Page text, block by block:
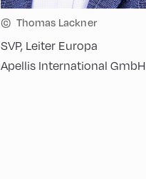
© Thomas Lackner
SVP, Leiter Europa
Apellis International GmbH